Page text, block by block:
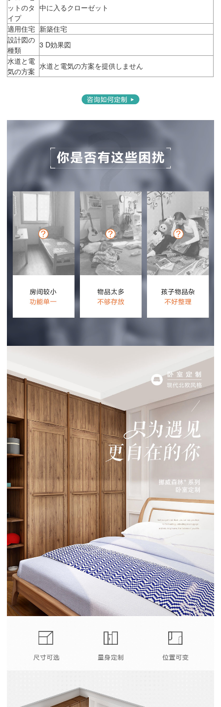
ットのタ
イプ
中に入るクローゼット
適用住宅 新築住宅
設計図の
種類
3 D効果図
水道と電
気の方案
水道と電気の方案を提供しません